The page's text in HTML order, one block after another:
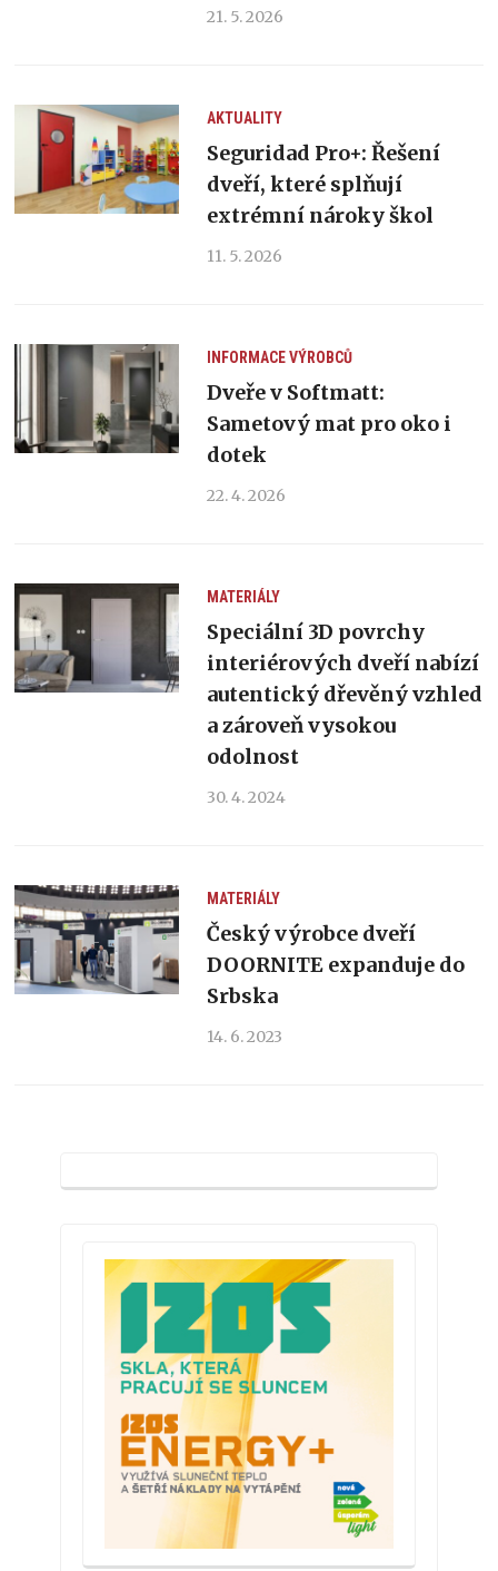
21. 5. 2026
AKTUALITY
Seguridad Pro+: Řešení
dveří, které splňují
extrémní nároky škol
11. 5. 2026
INFORMACE VÝROBCŮ
Dveře v Softmatt:
Sametový mat pro oko i
dotek
22. 4. 2026
MATERIÁLY
Speciální 3D povrchy
interiérových dveří nabízí
autentický dřevěný vzhled
a zároveň vysokou
odolnost
30. 4. 2024
MATERIÁLY
Český výrobce dveří
DOORNITE expanduje do
Srbska
14. 6. 2023